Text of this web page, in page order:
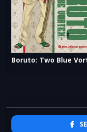
Boruto: Two Blue